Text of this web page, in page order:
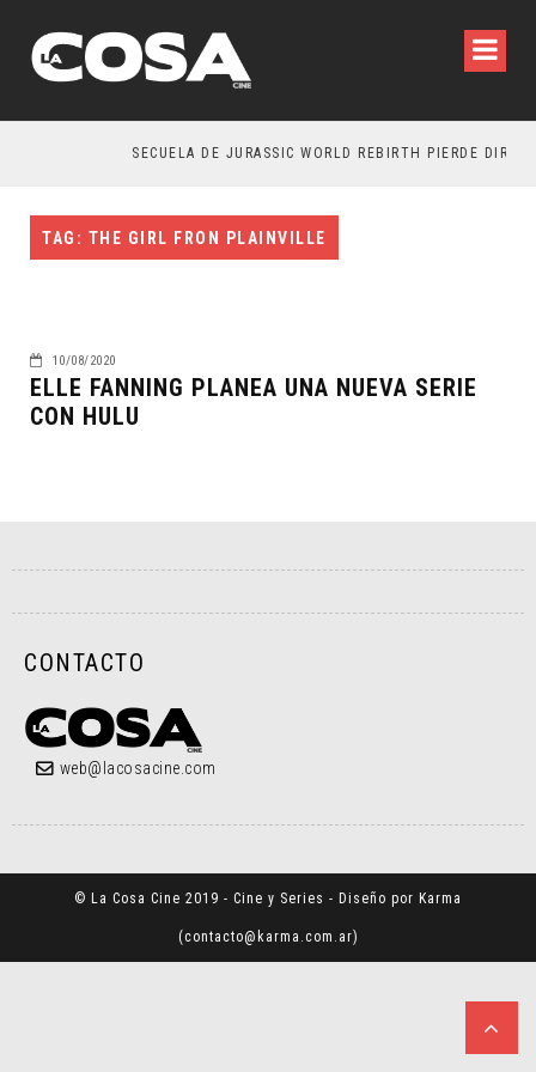
SECUELA DE JURASSIC WORLD REBIRTH PIERDE
TAG: THE GIRL FRON PLAINVILLE
10/08/2020
ELLE FANNING PLANEA UNA NUEVA SERIE
CON HULU
CONTACTO
web@lacosacine.com
© La Cosa Cine 2019 - Cine y Series - Diseño por Karma
(contacto@karma.com.ar)